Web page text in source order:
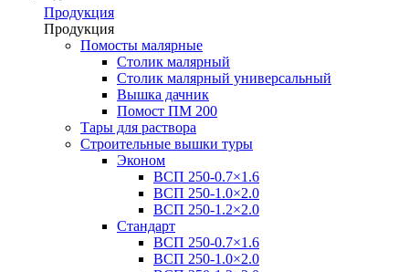
Продукция
Продукция
Помосты малярные
Столик малярный
Столик малярный универсальный
Вышка дачник
Помост ПМ 200
Тары для раствора
Строительные вышки туры
Эконом
ВСП 250-0.7×1.6
ВСП 250-1.0×2.0
ВСП 250-1.2×2.0
Стандарт
ВСП 250-0.7×1.6
ВСП 250-1.0×2.0